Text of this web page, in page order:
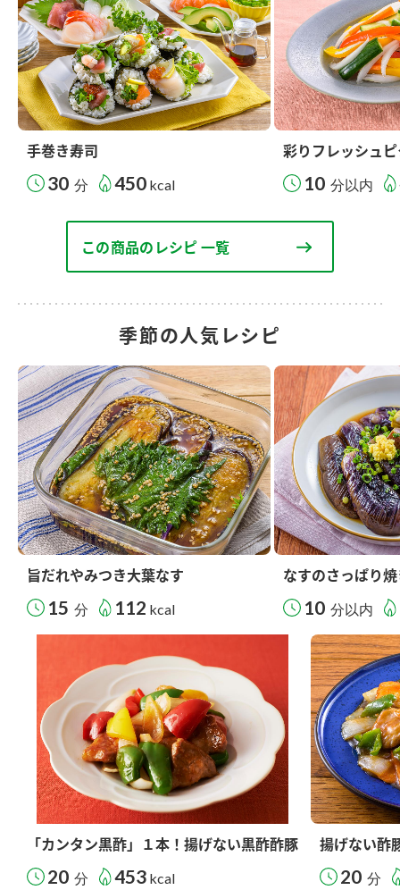
手巻き寿司
30 分 450 kcal
彩りフレッシュ
10 分以内
この商品のレシピ 一覧
季節の人気レシピ
旨だれやみつき大葉なす
15 分 112 kcal
なすのさっぱり
10 分以内
「カンタン黒酢」１本！揚げない黒酢酢豚
20 分 453 kcal
揚げない酢
20 分